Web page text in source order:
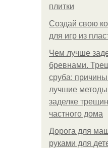
плитки
Создай свою
для игр из
Чем лучше
бревнами.
сруба:
лучшие методы
заделке
частного дома
Дорога для
руками для